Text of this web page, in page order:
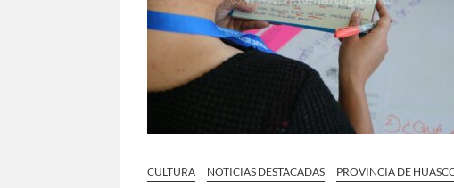
CULTURA NOTICIAS DESTACADAS PROVINCIA DE